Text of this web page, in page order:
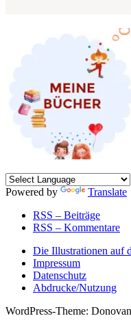
Powered by
Translate
RSS – Beiträge
RSS – Kommentare
Die Illustrationen auf
Impressum
Datenschutz
Abdrucke/Nutzung
WordPress-Theme: